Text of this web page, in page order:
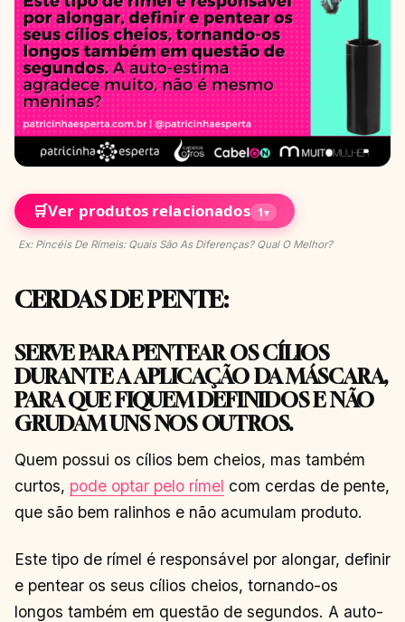
🛒Ver produtos relacionados 1▾
Ex: Pincéis De Rímeis: Quais São As Diferenças? Qual O Melhor?
CERDAS DE PENTE:
SERVE PARA PENTEAR OS CÍLIOS
DURANTE A APLICAÇÃO DA MÁSCARA,
PARA QUE FIQUEM DEFINIDOS E NÃO
GRUDAM UNS NOS OUTROS.
Quem possui os cílios bem cheios, mas também
curtos, pode optar pelo rímel com cerdas de pente,
que são bem ralinhos e não acumulam produto.
Este tipo de rímel é responsável por alongar, definir
e pentear os seus cílios cheios, tornando-os
longos também em questão de segundos. A auto-